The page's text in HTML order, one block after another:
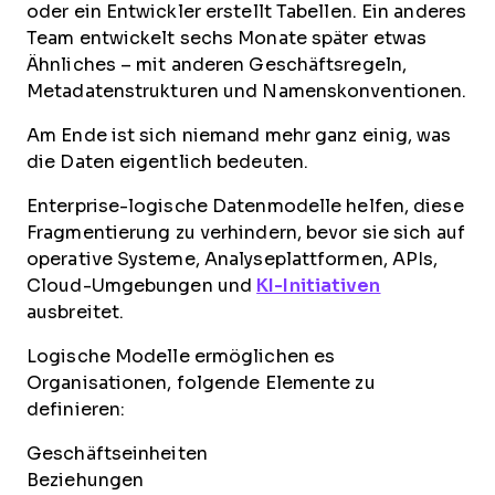
oder ein Entwickler erstellt Tabellen. Ein anderes
Team entwickelt sechs Monate später etwas
Ähnliches – mit anderen Geschäftsregeln,
Metadatenstrukturen und Namenskonventionen.
Am Ende ist sich niemand mehr ganz einig, was
die Daten eigentlich bedeuten.
Enterprise-logische Datenmodelle helfen, diese
Fragmentierung zu verhindern, bevor sie sich auf
operative Systeme, Analyseplattformen, APIs,
Cloud-Umgebungen und KI-Initiativen
ausbreitet.
Logische Modelle ermöglichen es
Organisationen, folgende Elemente zu
definieren:
Geschäftseinheiten
Beziehungen